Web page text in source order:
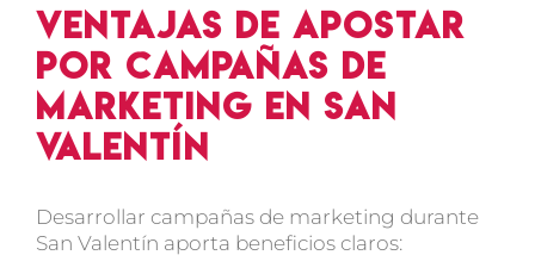
Ventajas de apostar
por campañas de
marketing en San
Valentín
Desarrollar campañas de marketing durante
San Valentín aporta beneficios claros: